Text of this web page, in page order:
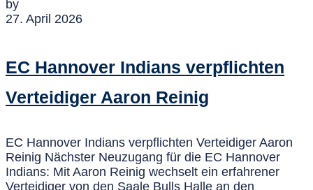
by
27. April 2026
EC Hannover Indians verpflichten
Verteidiger Aaron Reinig
EC Hannover Indians verpflichten Verteidiger Aaron
Reinig Nächster Neuzugang für die EC Hannover
Indians: Mit Aaron Reinig wechselt ein erfahrener
Verteidiger von den Saale Bulls Halle an den